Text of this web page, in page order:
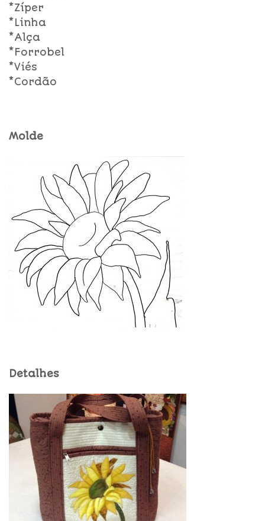
*Zíper
*Linha
*Alça
*Forrobel
*Viés
*Cordão
Molde
Detalhes